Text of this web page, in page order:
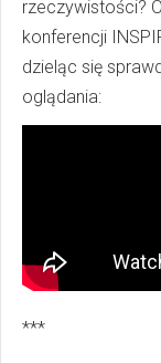
rzeczywistości?
konferencji
dzieląc się
oglądania:
***